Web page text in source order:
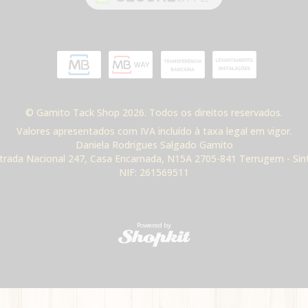
© Gamito Tack Shop 2026. Todos os direitos reservados.
Valores apresentados com IVA incluído à taxa legal em vigor.
Daniela Rodrigues Salgado Gamito
Nacional 247, Casa Encarnada, N15A 2705-841 Terrugem -
NIF: 261569511
Powered by